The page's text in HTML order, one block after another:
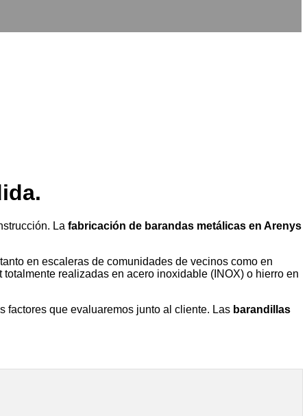
La fabricación de barandas metálicas en Arenys
en escaleras de comunidades de vecinos como en
realizadas en acero inoxidable (INOX) o hierro en
factores que evaluaremos junto al cliente. Las barandillas